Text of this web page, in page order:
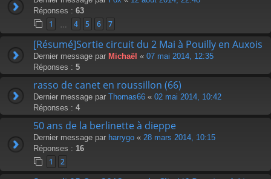
Réponses : 63
1 4 5 6 7
[Résumé]Sortie circuit du 2 Mai à Pouilly en Auxois
Dernier message par Michaël « 07 mai 2014, 12:35
Réponses : 5
rasso de canet en roussillon (66)
Dernier message par Thomas66 « 02 mai 2014, 10:42
Réponses : 4
50 ans de la berlinette à dieppe
Dernier message par harrygo « 28 mars 2014, 10:15
Réponses : 16
1 2